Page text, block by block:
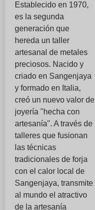
Establecido en 1970,
es la segunda
generación que
hereda un taller
artesanal de metales
preciosos. Nacido y
criado en Sangenjaya
y formado en Italia,
creó un nuevo valor de
joyería "hecha con
artesanía". A través de
talleres que fusionan
las técnicas
tradicionales de forja
con el calor local de
Sangenjaya, transmite
al mundo el atractivo
de la artesanía